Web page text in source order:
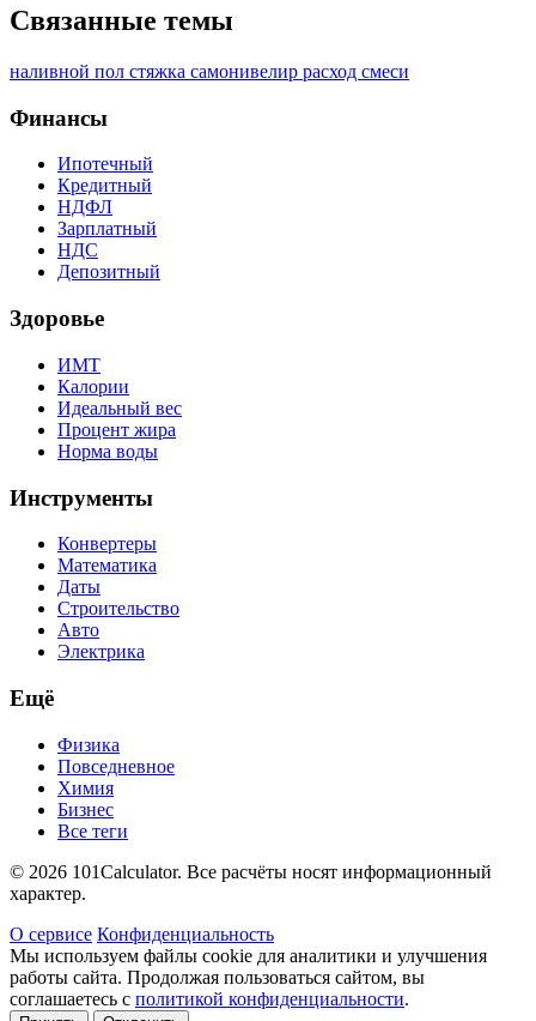
Связанные темы
наливной пол стяжка самонивелир расход смеси
Финансы
Ипотечный
Кредитный
НДФЛ
Зарплатный
НДС
Депозитный
Здоровье
ИМТ
Калории
Идеальный вес
Процент жира
Норма воды
Инструменты
Конвертеры
Математика
Даты
Строительство
Авто
Электрика
Ещё
Физика
Повседневное
Химия
Бизнес
Все теги
© 2026 101Calculator. Все расчёты носят информационный
характер.
О сервисе Конфиденциальность
Мы используем файлы cookie для аналитики и улучшения
работы сайта. Продолжая пользоваться сайтом, вы
соглашаетесь с политикой конфиденциальности.